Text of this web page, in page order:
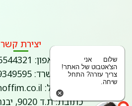
יצירת קשר
פלאפון: 053-6544321
משרד: 08-9349595
דוא"ל: royi@noffim.co.il
כתובת: ת.ד 9020, יבנה 8158020
שלום
אני
הצ'אטבוט של האתר!
צריך עזרה? התחל
שיחה.